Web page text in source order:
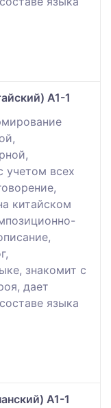
A1-1
учетом всех
китайском
знакомит с
дает
языка
A1-1